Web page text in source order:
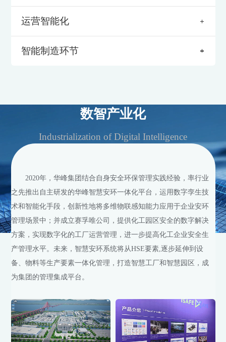
理，从物料数据向业务数据、指标数据、元数据拓展，建
运营智能化
环节，大胆尝试、大力推进AI 在分子发现、合成仿真和性
智能制造环节
数智产业化
Industrialization of Digital Intelligence
2020年，华峰集团结合自身安全环保管理实践经验，率行业
之先推出自主研发的华峰智慧安环一体化平台，运用数字孪生技
术和智能化手段，创新性地将多维物联感知能力应用于企业安环
管理场景中；并成立赛孚唯公司，提供化工园区安全的数字解决
方案，实现数字化的工厂运营管理，进一步提高化工企业安全生
产管理水平。未来，智慧安环系统将从HSE要素,逐步延伸到设
备、物料等生产要素一体化管理，打造智慧工厂和智慧园区，成
为集团的管理集成平台。